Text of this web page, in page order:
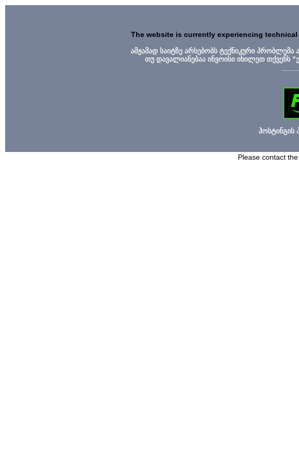
The website is currently experiencing
ამჟამად საიტზე არსებობს ტექნიკური
თუ დავალიანებაა ინვოისი იხილეთ თქვენს
ჰოსტინგის
Please contact